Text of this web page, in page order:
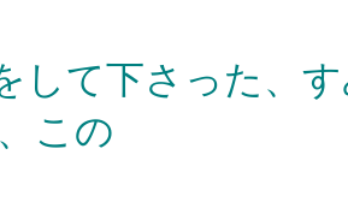
して下さった、
この